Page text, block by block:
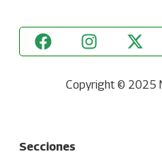
Copyright © 2025
Secciones